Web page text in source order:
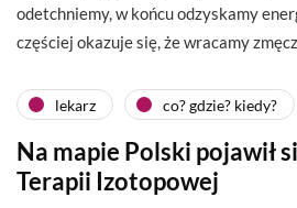
odetchniemy, w końcu odzyskamy
częściej okazuje się, że wracamy
lekarz co? gdzie? kiedy?
Na mapie Polski pojawił
Terapii Izotopowej